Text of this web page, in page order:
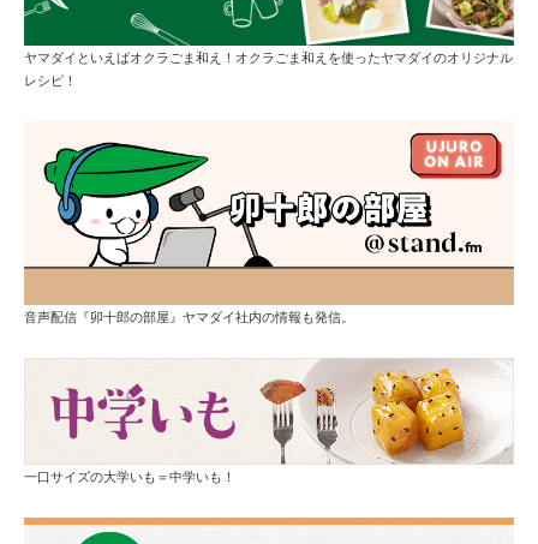
ヤマダイといえばオクラごま和え！オクラごま和えを使ったヤマダイのオリジナル
レシピ！
音声配信『卯十郎の部屋』ヤマダイ社内の情報も発信。
一口サイズの大学いも＝中学いも！